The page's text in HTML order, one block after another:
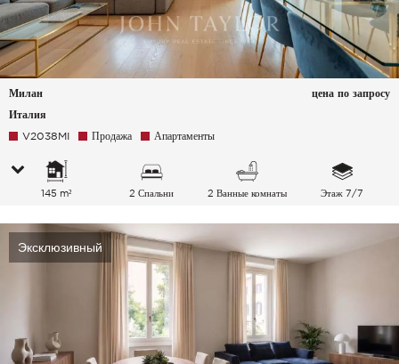
Милан
Италия
цена по запросу
V2038MI Продажа Апартаменты
145 m² 2 Спальни 2 Ванные комнаты Этаж 7/7
Эксклюзивный